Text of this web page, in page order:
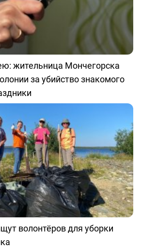
жительница Мончегорска
за убийство знакомого
волонтёров для уборки